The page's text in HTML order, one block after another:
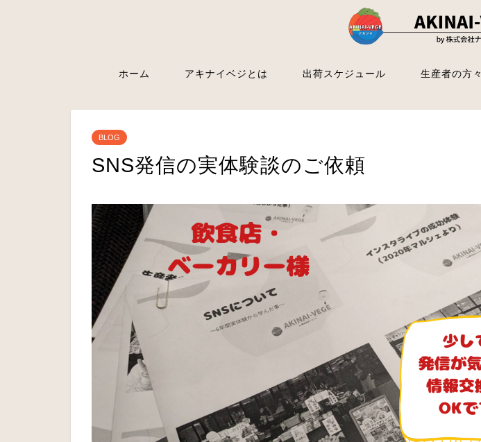
ホーム アキナイベジとは 出荷スケジュール 生産者の方々
BLOG
SNS発信の実体験談のご依頼